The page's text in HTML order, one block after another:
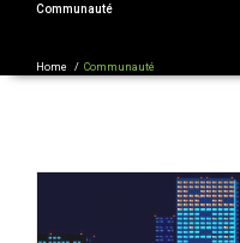
Communauté
Home / Communauté